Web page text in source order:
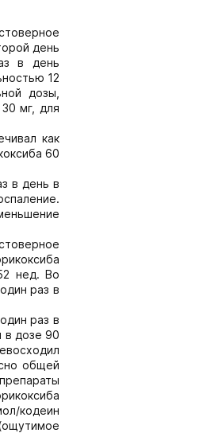
день
в день
12
дозы,
мг, для
как
60
в день в
нед. Во
раз в
раз в
в дозе 90
общей
кодеин